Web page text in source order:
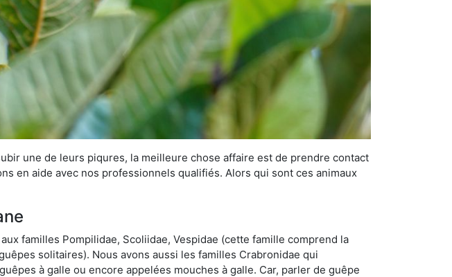
une de leurs piqures, la meilleure chose affaire est de prendre contact
en aide avec nos professionnels qualifiés. Alors qui sont ces animaux
familles Pompilidae, Scoliidae, Vespidae (cette famille comprend la
solitaires). Nous avons aussi les familles Crabronidae qui
à galle ou encore appelées mouches à galle. Car, parler de guêpe